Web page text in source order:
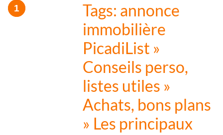
Tags: annonce
immobilière
PicadiList »
Conseils perso,
listes utiles »
Achats, bons plans
» Les principaux